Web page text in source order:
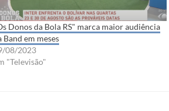
Donos da Bola RS" marca maior audiência
Band em meses
08/2023
"Televisão"